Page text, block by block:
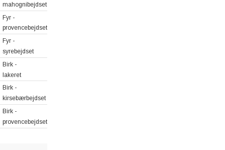
mahognibejdset
Fyr -
provencebejdset
Fyr -
syrebejdset
Birk -
lakeret
Birk -
kirsebærbejdset
Birk -
provencebejdset